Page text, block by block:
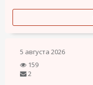
5 августа 2026
159
2